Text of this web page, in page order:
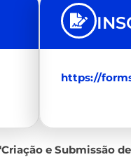
https://
e Submissão